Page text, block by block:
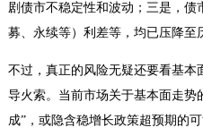
剧债市不稳定性和波动；三是，
募、永续等）利差等，均已压降至
不过，真正的风险无疑还要看基
导火索。当前市场关于基本面走势
成”，或隐含稳增长政策超预期的